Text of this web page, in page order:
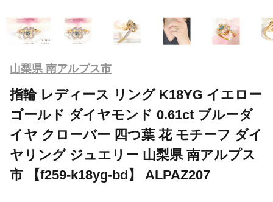
山梨県 南アルプス市
指輪 レディース リング K18YG イエロー
ゴールド ダイヤモンド 0.61ct ブルーダ
イヤ クローバー 四つ葉 花 モチーフ ダイ
ヤリング ジュエリー 山梨県 南アルプス
市 【f259-k18yg-bd】 ALPAZ207